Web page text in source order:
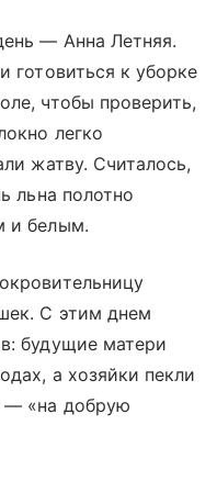
— Анна Летняя.
готовиться к уборке
чтобы проверить,
легко
жатву. Считалось,
льна полотно
и белым.
С этим днем
будущие матери
а хозяйки пекли
— «на добрую